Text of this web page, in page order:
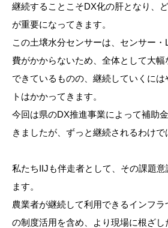
継続することこそDX化の肝となり、
が重要になってきます。
この土壌水分センサーは、センサー・
費がかからないため、全体として大
できているものの、継続していくに
トはかかってきます。
今回は県のDX推進事業によって補助
きましたが、ずっと継続されるわけで
私たちIIJも伴走者として、その課題
ます。
農業者が継続して利用できるインフ
の制度活用を含め、より現場に根ざし